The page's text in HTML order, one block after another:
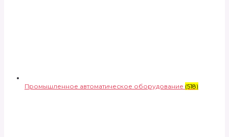
Промышленное автоматическое оборудование (518)